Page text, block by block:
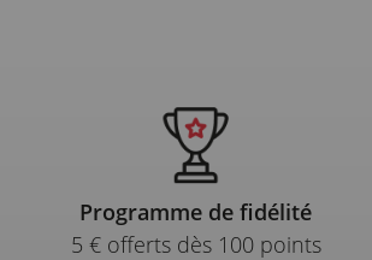
Programme de fidélité
5 € offerts dès 100 points